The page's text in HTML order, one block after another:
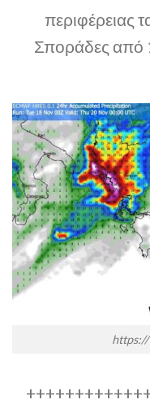
περιφέρειας
Σποράδες από